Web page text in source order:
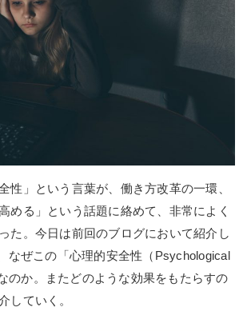
性」という言葉が、働き方改革の一環、
める」という話題に絡めて、非常によく
た。今日は前回のブログにおいて紹介し
なぜこの「心理的安全性（Psychological
のか。またどのような効果をもたらすの
していく。